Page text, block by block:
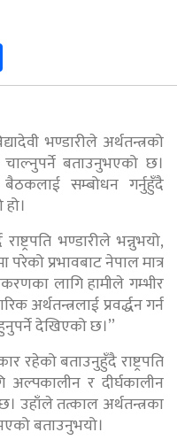
भण्डारीले अर्थतन्त्रको
बताउनुभएको छ।
सम्बोधन गर्नुहुँदै
भण्डारीले भन्नुभयो,
परेको प्रभावबाट नेपाल मात्र
लागि हामीले गम्भीर
अर्थतन्त्रलाई प्रवर्द्धन गर्न
देखिएको छ।’’
रहेको बताउनुहुँदै राष्ट्रपति
अल्पकालीन र दीर्घकालीन
उहाँले तत्काल अर्थतन्त्रका
बताउनुभयो।